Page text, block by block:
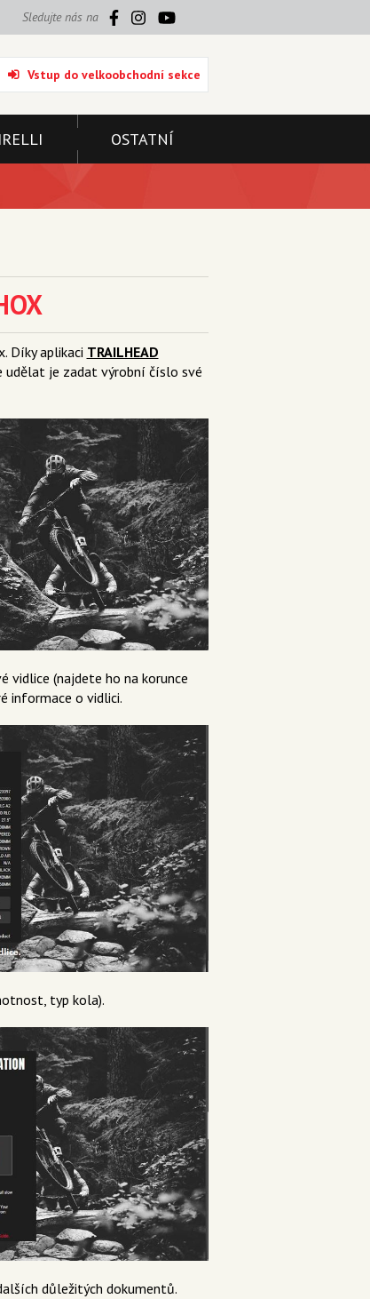
Sledujte nás na
Vstup do velkoobchodní sekce
OSTATNÍ
Díky aplikaci TRAILHEAD
udělat je zadat výrobní číslo své
vidlice (najdete ho na korunce
informace o vidlici.
typ kola).
důležitých dokumentů.